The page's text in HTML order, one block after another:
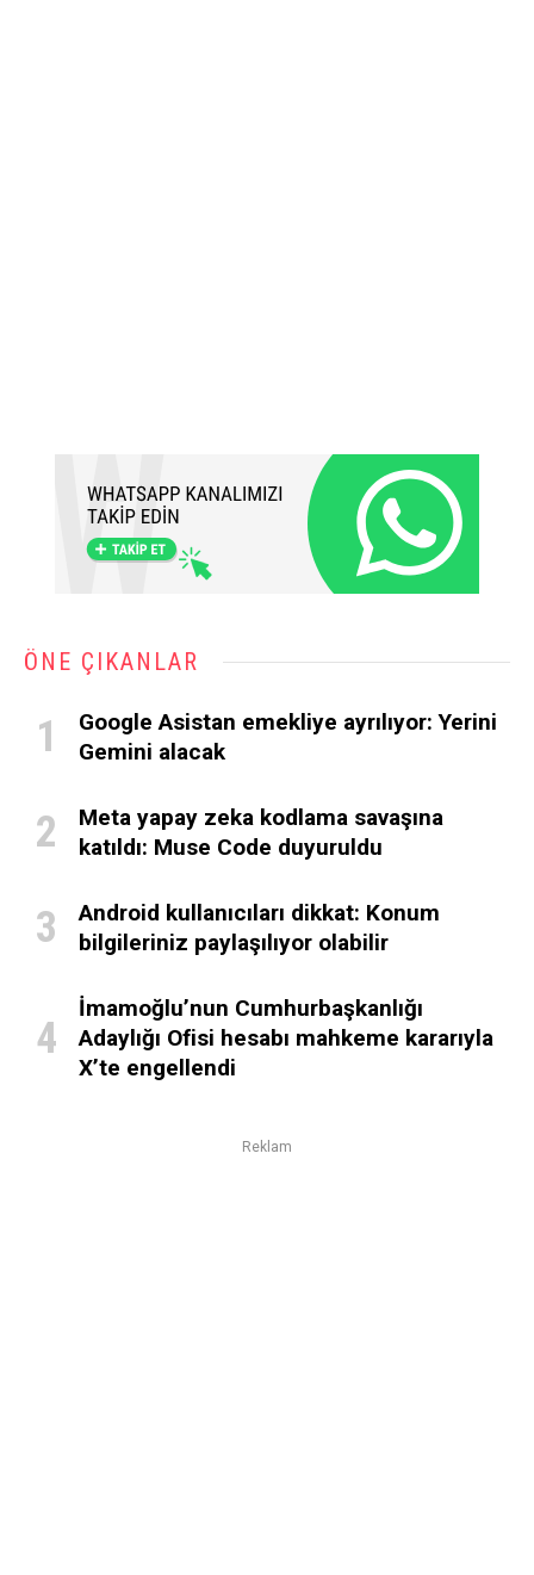
ÖNE ÇIKANLAR
Google Asistan emekliye ayrılıyor: Yerini
Gemini alacak
Meta yapay zeka kodlama savaşına
katıldı: Muse Code duyuruldu
Android kullanıcıları dikkat: Konum
bilgileriniz paylaşılıyor olabilir
İmamoğlu’nun Cumhurbaşkanlığı
Adaylığı Ofisi hesabı mahkeme kararıyla
X’te engellendi
Reklam